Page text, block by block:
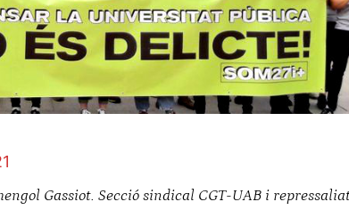
Gassiot. Secció sindical CGT-UAB i